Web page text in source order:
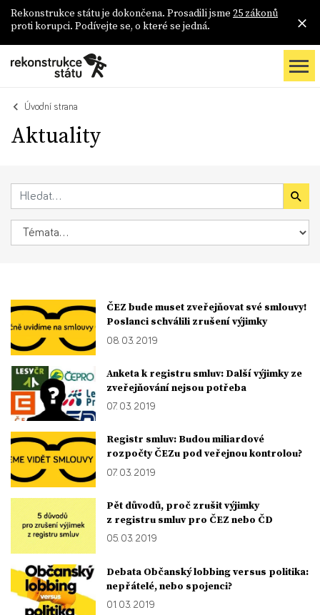
Rekonstrukce státu je dokončena. Prosadili jsme 25 zákonů
proti korupci. Podívejte se, o které se jedná.
Úvodní strana
Aktuality
ČEZ bude muset zveřejňovat své smlouvy!
Poslanci schválili zrušení výjimky
08. 03. 2019
Anketa k registru smluv: Další výjimky ze
zveřejňování nejsou potřeba
07. 03. 2019
Registr smluv: Budou miliardové
rozpočty ČEZu pod veřejnou kontrolou?
07. 03. 2019
Pět důvodů, proč zrušit výjimky
z registru smluv pro ČEZ nebo ČD
05. 03. 2019
Debata Občanský lobbing versus politika:
nepřátelé, nebo spojenci?
01. 03. 2019